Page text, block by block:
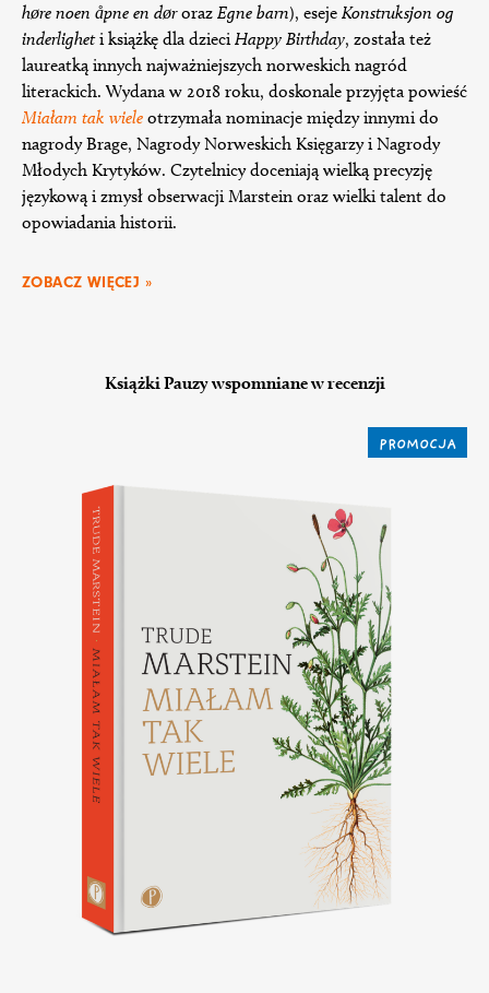
høre noen åpne en døroraz Egne barn), eseje Konstruksjon og
inderligheti książkę dla dzieci Happy Birthday, została też
laureatką innych najważniejszych norweskich nagród
literackich. Wydana w 2018 roku, doskonale przyjęta powieść
Miałam tak wiele otrzymała nominacje między innymi do
nagrody Brage, Nagrody Norweskich Księgarzy i Nagrody
Młodych Krytyków. Czytelnicy doceniają wielką precyzję
językową i zmysł obserwacji Marstein oraz wielki talent do
opowiadania historii.
ZOBACZ WIĘCEJ »
Książki Pauzy wspomniane w recenzji
PROMOCJA